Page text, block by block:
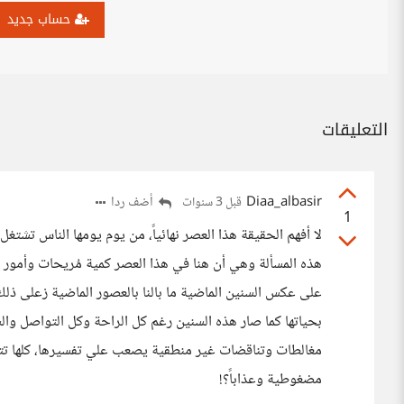
حساب جديد
التعليقات
1
Diaa_albasir قبل 3 سنوات أضف ردا
لا أفهم الحقيقة هذا العصر نهائياً، من يوم يومها
هذه المسألة وهي أن هنا في هذا العصر كمية مُريحات
على عكس السنين الماضية ما بالنا بالعصور الماضية زعلى
بحياتها كما صار هذه السنين رغم كل الراحة وكل التواصل
مغالطات وتناقضات غير منطقية يصعب علي تفسيرها،
مضغوطية وعذاباً؟!